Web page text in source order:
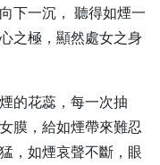
下一沉， 聽得如煙一
之極，顯然處女之身
的花蕊，每一次抽
膜，給如煙帶來難忍
，如煙哀聲不斷，眼